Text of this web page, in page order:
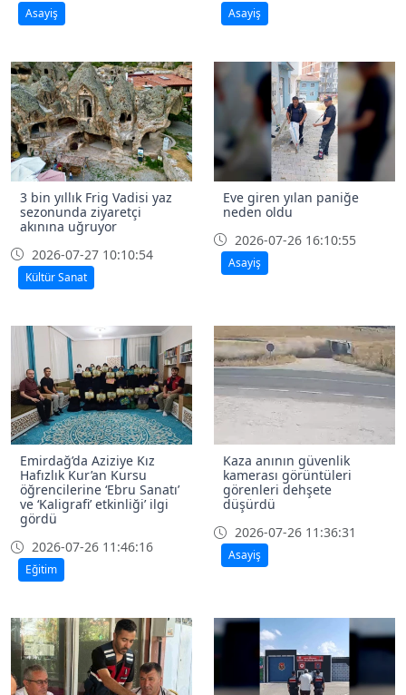
Asayiş Asayiş
3 bin yıllık Frig Vadisi yaz
sezonunda ziyaretçi
akınına uğruyor
2026-07-27 10:10:54
Kültür Sanat
Eve giren yılan paniğe
neden oldu
2026-07-26 16:10:55
Asayiş
Emirdağ’da Aziziye Kız
Hafızlık Kur’an Kursu
öğrencilerine ‘Ebru Sanatı’
ve ‘Kaligrafi’ etkinliği’ ilgi
gördü
2026-07-26 11:46:16
Eğitim
Kaza anının güvenlik
kamerası görüntüleri
görenleri dehşete
düşürdü
2026-07-26 11:36:31
Asayiş